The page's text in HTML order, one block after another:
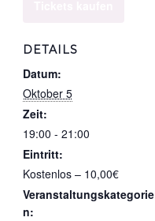
DETAILS
Datum:
Oktober 5
Zeit:
19:00 - 21:00
Eintritt:
Kostenlos – 10,00€
Veranstaltungskategorie
n:
|
05.10.2026
Mitglieder
&
Fördernde
|
05.10.2026